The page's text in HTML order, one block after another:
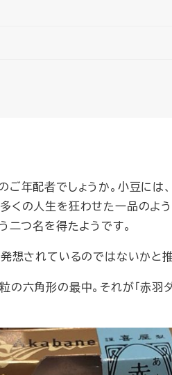
年配者でしょうか。小豆には
くの人生を狂わせた一品のよ
二つ名を得たようです。
想されているのではないかと推
六角形の最中。それが「赤羽